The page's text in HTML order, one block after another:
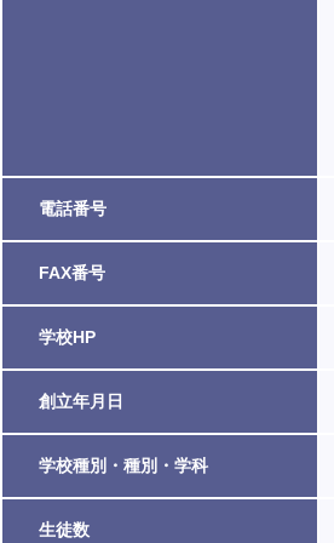
電話番号
FAX番号
学校HP
創立年月日
学校種別・種別・学科
生徒数